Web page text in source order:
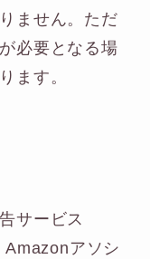
ません。ただ
必要となる場
ます。
サービス
Amazonアソシ